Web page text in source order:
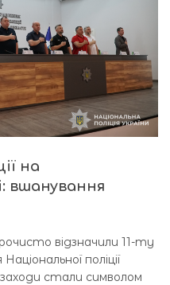
на
вшанування
відзначили 11-ту
поліції
заходи стали символом